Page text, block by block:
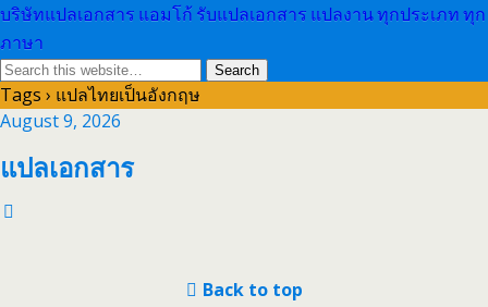
บริษัทแปลเอกสาร แอมโก้ รับแปลเอกสาร แปลงาน ทุกประเภท ทุก
ภาษา
Tags › แปลไทยเป็นอังกฤษ
August 9, 2026
แปลเอกสาร
Back to top